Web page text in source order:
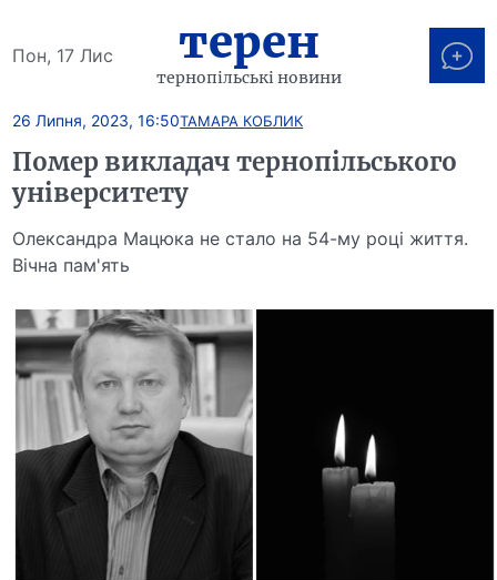
Пон, 17 Лис терен
тернопільські новини
26 Липня, 2023, 16:50ТАМАРА КОБЛИК
Помер викладач тернопільського
університету
Олександра Мацюка не стало на 54-му році життя.
Вічна пам'ять